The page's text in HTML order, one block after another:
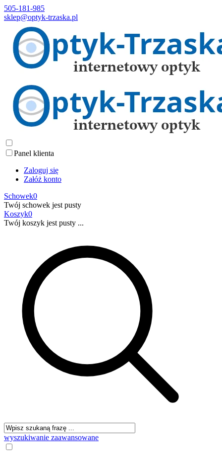
505-181-985
sklep@optyk-trzaska.pl
Panel klienta
Zaloguj się
Załóż konto
Schowek0
Twój schowek jest pusty
Koszyk0
Twój koszyk jest pusty ...
wyszukiwanie zaawansowane